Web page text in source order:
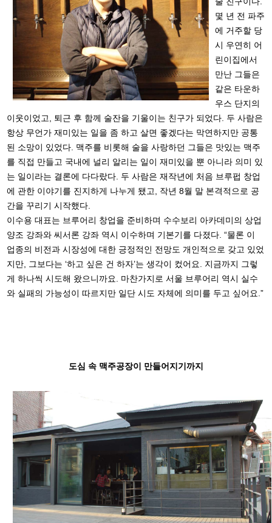
몇 년 전 파주
에 거주할 당
시 우연히 어
린이집에서
만난 그들은
같은 타운하
우스 단지의
이웃이었고, 퇴근 후 함께 술잔을 기울이는 친구가 되었다. 두 사람은
항상 무언가 재미있는 일을 좀 하고 살면 좋겠다는 막연하지만 공통
된 소망이 있었다. 맥주를 비롯해 술을 사랑하던 그들은 맛있는 맥주
를 직접 만들고 국내에 널리 알리는 일이 재미있을 뿐 아니라 의미 있
는 일이라는 결론에 다다랐다. 두 사람은 재작년에 처음 브루펍 창업
에 관한 이야기를 진지하게 나누게 됐고, 작년 8월 말 본격적으로 공
간을 꾸리기 시작했다.
이수용 대표는 브루어리 창업을 준비하며 수수보리 아카데미의 상업
양조 강좌와 씨서론 강좌 역시 이수하며 기본기를 다졌다. “물론 이
업종의 비전과 시장성에 대한 긍정적인 전망도 개인적으로 갖고 있었
지만, 그보다는 ‘하고 싶은 건 하자’는 생각이 컸어요. 지금까지 그렇
게 하나씩 시도해 왔으니까요. 마찬가지로 서울 브루어리 역시 실수
와 실패의 가능성이 따르지만 일단 시도 자체에 의미를 두고 싶어요.”
도심 속 맥주공장이 만들어지기까지